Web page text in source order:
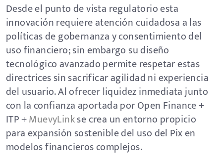
Desde el punto de vista regulatorio esta
innovación requiere atención cuidadosa a las
políticas de gobernanza y consentimiento del
uso financiero; sin embargo su diseño
tecnológico avanzado permite respetar estas
directrices sin sacrificar agilidad ni experiencia
del usuario. Al ofrecer liquidez inmediata junto
con la confianza aportada por Open Finance +
ITP +MuevyLinkse crea un entorno propicio
para expansión sostenible del uso del Pix en
modelos financieros complejos.